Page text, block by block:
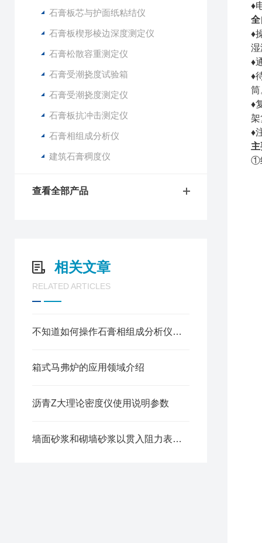
石膏板芯与护面纸粘结仪
石膏板楔形棱边深度测定仪
石膏松散容重测定仪
石膏受潮挠度试验箱
石膏受潮挠度测定仪
石膏板抗冲击测定仪
石膏相组成分析仪
建筑石膏稠度仪
查看全部产品
相关文章
RELATED ARTICLES
不知道如何操作石膏相组成分析仪？进来看
箱式马弗炉的应用领域介绍
沥青Z大理论密度仪使用说明参数
墙面砂浆和砌墙砂浆以贯入阻力表示的凝结时间测定仪
♦
全
♦
湿
♦
♦
筒
♦
架
♦
①